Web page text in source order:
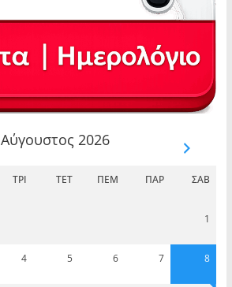
Αύγουστος 2026
ΤΡΊ ΤΕΤ ΠΈΜ ΠΑΡ ΣΆΒ
1
4 5 6 7 8